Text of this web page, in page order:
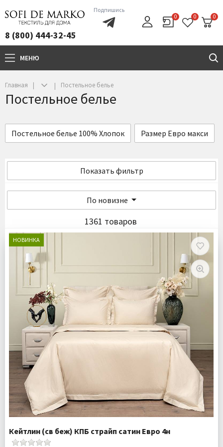
8 (800) 444-32-45
Подпишись
0 0 0
МЕНЮ
Главная Постельное белье
Постельное белье
Постельное белье 100% Хлопок Размер Евро макси
Показать фильтр
По новизне
1361 товаров
НОВИНКА
Кейтлин (св беж) КПБ страйп сатин Евро 4н